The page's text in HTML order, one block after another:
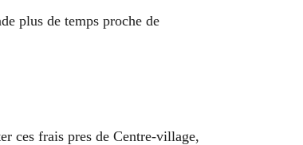
plus de temps proche de
ces frais pres de Centre-village,